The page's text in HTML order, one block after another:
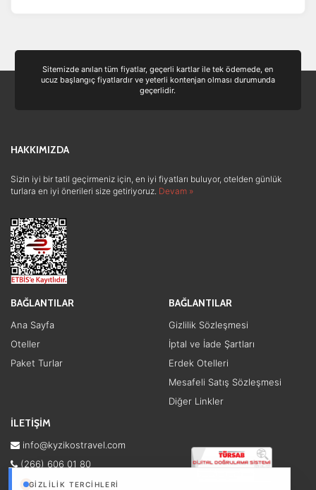
GIZLILIK TERCIHLERI
Sitemizde anılan tüm fiyatlar, geçerli kartlar ile tek ödemede, en
ucuz başlangıç fiyatlardır ve yeterli kontenjan olması durumunda
geçerlidir.
HAKKIMIZDA
Sizin iyi bir tatil geçirmeniz için, en iyi fiyatları buluyor, otelden günlük
turlara en iyi önerileri size getiriyoruz. Devam »
BAĞLANTILAR
Ana Sayfa
Oteller
Paket Turlar
BAĞLANTILAR
Gizlilik Sözleşmesi
İptal ve İade Şartları
Erdek Otelleri
Mesafeli Satış Sözleşmesi
Diğer Linkler
İLETİŞİM
info@kyzikostravel.com
(266) 606 01 80
Yalı Mah. 6000 Sok No:9/a